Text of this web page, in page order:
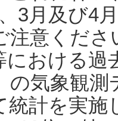
3月及び4
注意くだ
における過
の気象観
統計を実